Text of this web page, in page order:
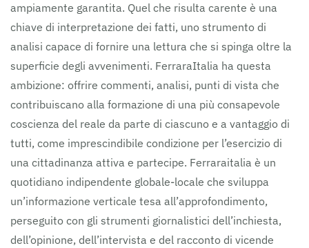
ampiamente garantita. Quel che risulta carente è una
chiave di interpretazione dei fatti, uno strumento di
analisi capace di fornire una lettura che si spinga oltre la
superficie degli avvenimenti. FerraraItalia ha questa
ambizione: offrire commenti, analisi, punti di vista che
contribuiscano alla formazione di una più consapevole
coscienza del reale da parte di ciascuno e a vantaggio di
tutti, come imprescindibile condizione per l’esercizio di
una cittadinanza attiva e partecipe. Ferraraitalia è un
quotidiano indipendente globale-locale che sviluppa
un’informazione verticale tesa all’approfondimento,
perseguito con gli strumenti giornalistici dell’inchiesta,
dell’opinione, dell’intervista e del racconto di vicende